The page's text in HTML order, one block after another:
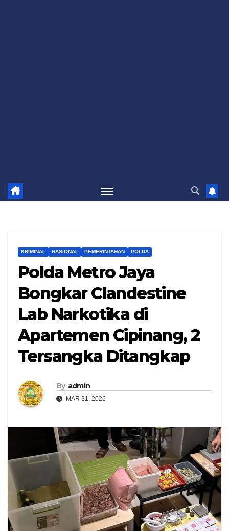
KRIMINAL NASIONAL PEMERINTAHAN POLDA
Polda Metro Jaya
Bongkar Clandestine
Lab Narkotika di
Apartemen Cipinang, 2
Tersangka Ditangkap
By admin
MAR 31, 2026